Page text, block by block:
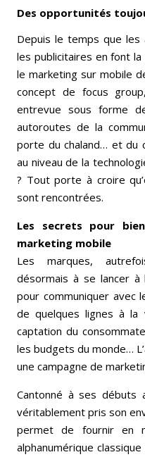
Des opportunités
Depuis le temps que les
les publicitaires en font
le marketing sur mobile
concept de focus
entrevue sous forme
autoroutes de la
porte du chaland… et du
au niveau de la
? Tout porte à croire
sont rencontrées.
Les secrets pour
marketing mobile
Les marques,
désormais à se lancer à
pour communiquer avec
de quelques lignes à la
captation du
les budgets du monde…
une campagne de
Cantonné à ses débuts
véritablement pris son
permet de fournir en
alphanumérique